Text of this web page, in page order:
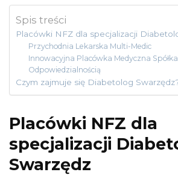
Spis treści
Placówki NFZ dla specjalizacji
Przychodnia Lekarska Multi-Medic
Innowacyjna Placówka Medyczna
Odpowiedzialnością
Czym zajmuje się Diabetolog
Placówki NFZ dla
specjalizacji
Swarzędz